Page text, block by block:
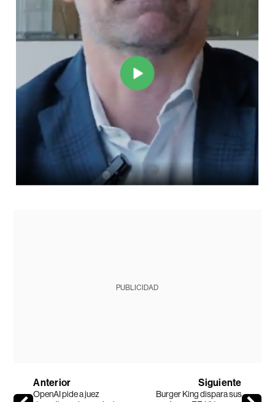
PUBLICIDAD
Anterior
OpenAI pide a juez
Siguiente
Burger King dispara sus